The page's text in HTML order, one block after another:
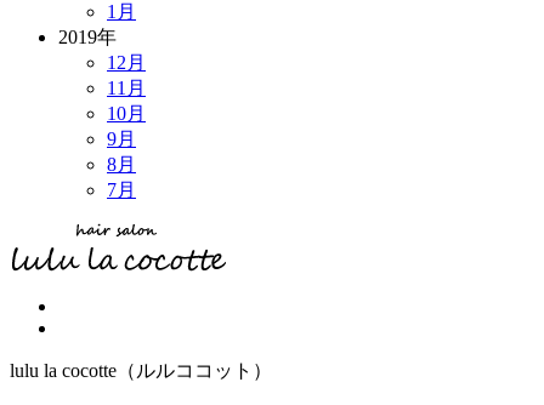
1月
2019年
12月
11月
10月
9月
8月
7月
lulu la cocotte（ルルココット）